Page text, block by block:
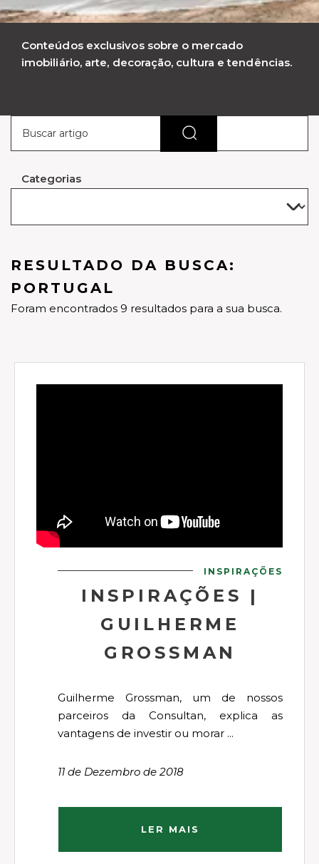
Conteúdos exclusivos sobre o mercado
imobiliário, arte, decoração, cultura e tendências.
Categorias
RESULTADO DA BUSCA:
PORTUGAL
Foram encontrados 9 resultados para a sua busca.
INSPIRAÇÕES
INSPIRAÇÕES |
GUILHERME
GROSSMAN
Guilherme Grossman, um de nossos
parceiros da Consultan, explica as
vantagens de investir ou morar ...
11 de Dezembro de 2018
LER MAIS